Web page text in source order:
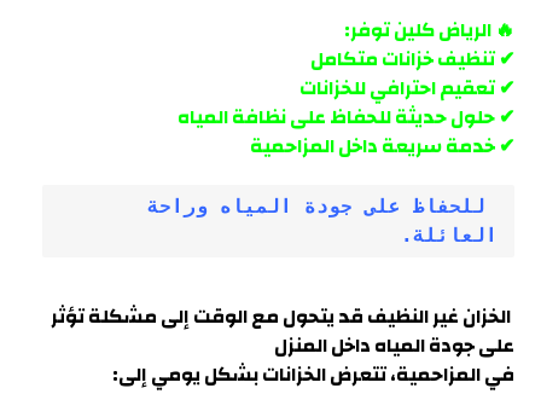
🔥 الرياض كلين توفر:
✔ تنظيف خزانات متكامل
✔ تعقيم احترافي للخزانات
✔ حلول حديثة للحفاظ على نظافة المياه
✔ خدمة سريعة داخلالمزاحمية
العائلة.
الخزان غير النظيف قد يتحول مع الوقت إلى مشكلة تؤثر
على جودة المياه داخل المنزل
فيالمزاحمية، تتعرض الخزانات بشكل يومي إلى: